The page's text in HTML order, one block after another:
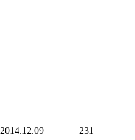
2014.12.09 231